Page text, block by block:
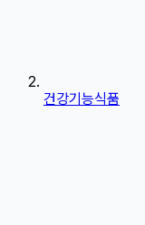
건강기능식품